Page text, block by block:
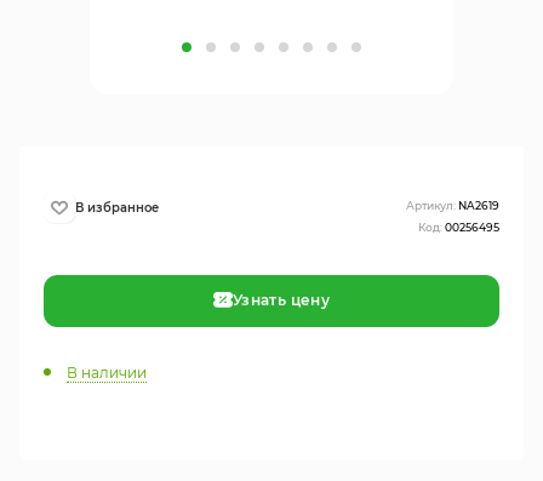
Артикул: NA2619
Код:00256495
Узнать цену
В наличии